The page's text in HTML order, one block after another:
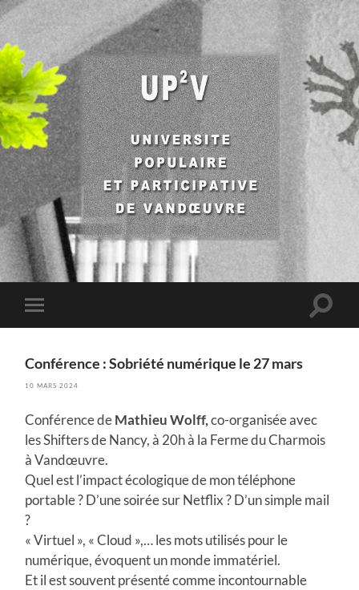
UP2V
Toggle
mobile
Toggle
Conférence : Sobriété numérique le 27 mars
10 MARS 2024
Conférence deMathieu Wolff,co-organisée avec
les Shifters de Nancy, à 20h à la Ferme du Charmois
à Vandœuvre.
Quel est l’impact écologique de mon téléphone
portable ? D’une soirée sur Netflix ? D’un simple mail
?
« Virtuel », « Cloud »,… les mots utilisés pour le
numérique, évoquent un monde immatériel.
Et il est souvent présenté comme incontournable